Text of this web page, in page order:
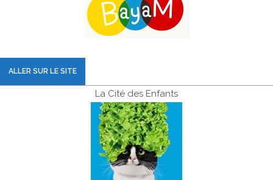
ALLER SUR LE SITE
La Cité des Enfants